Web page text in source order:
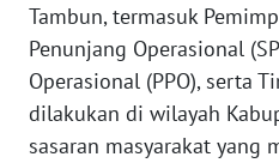
Tambun, termasuk
Penunjang Operasional
Operasional (PPO), serta
dilakukan di wilayah
sasaran masyarakat yang
SUMUT
WN
JAKARTA